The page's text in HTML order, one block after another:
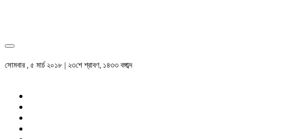
সোমবার , ৫ মার্চ ২০১৮ | ২৩শে শ্রাবণ, ১৪৩৩ বঙ্গাব্দ